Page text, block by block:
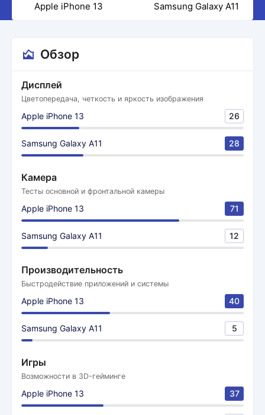
Apple iPhone 13 Samsung Galaxy A11
Обзор
Дисплей
Цветопередача, четкость и яркость изображения
Apple iPhone 13 26
Samsung Galaxy A11 28
Камера
Тесты основной и фронтальной камеры
Apple iPhone 13 71
Samsung Galaxy A11 12
Производительность
Быстродействие приложений и системы
Apple iPhone 13 40
Samsung Galaxy A11 5
Игры
Возможности в 3D-гейминге
Apple iPhone 13 37